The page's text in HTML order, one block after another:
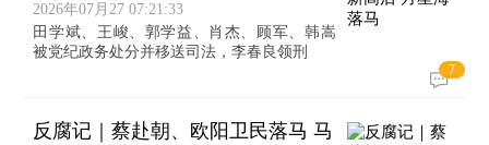
2026年07月27 07:21:33
田学斌、王峻、郭学益、肖杰、顾军、韩嵩
被党纪政务处分并移送司法，李春良领刑
7
反腐记｜蔡赴朝、欧阳卫民落马 马